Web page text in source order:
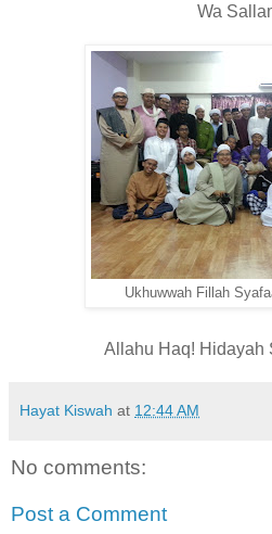
Wa
Ukhuwwah Fillah
Allahu Haq! Hidayah
Hayat Kiswah at 12:44 AM
No comments:
Post a Comment